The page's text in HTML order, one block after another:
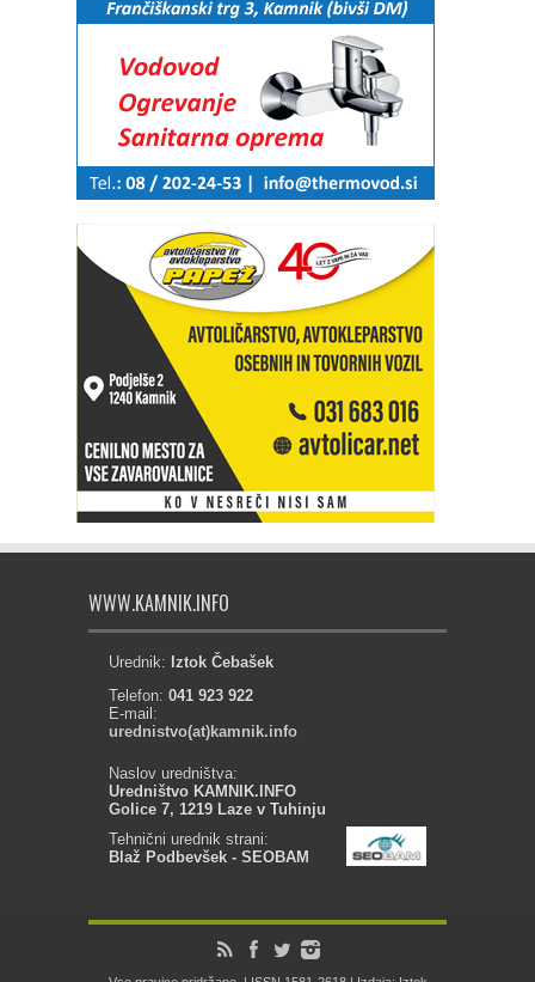
WWW.KAMNIK.INFO
Urednik: Iztok Čebašek
Telefon: 041 923 922
E-mail:
urednistvo(at)kamnik.info
Naslov uredništva:
Uredništvo KAMNIK.INFO
Golice 7, 1219 Laze v Tuhinju
Tehnični urednik strani:
Blaž Podbevšek - SEOBAM